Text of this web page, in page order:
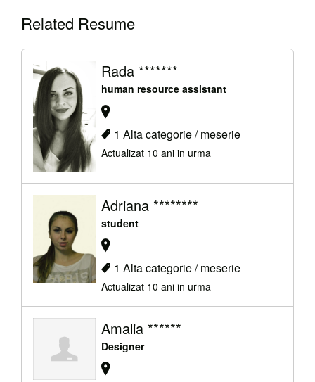
Related Resume
Rada *******
human resource assistant
1 Alta categorie / meserie
Actualizat 10 ani in urma
Adriana ********
student
1 Alta categorie / meserie
Actualizat 10 ani in urma
Amalia ******
Designer